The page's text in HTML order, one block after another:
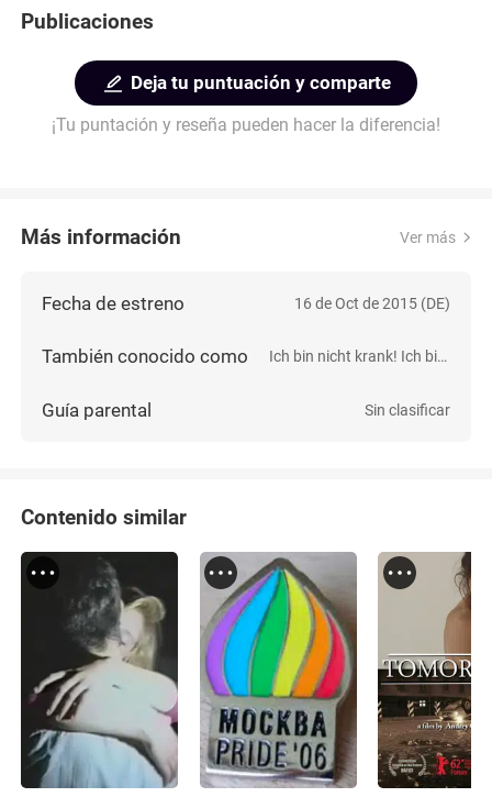
Publicaciones
Deja tu puntuación y comparte
¡Tu puntación y reseña pueden hacer la diferencia!
Más información Ver más
Fecha de estreno 16 de Oct de 2015 (DE)
También conocido como Ich bin nicht krank! Ich bin schwul.
Guía parental Sin clasificar
Contenido similar